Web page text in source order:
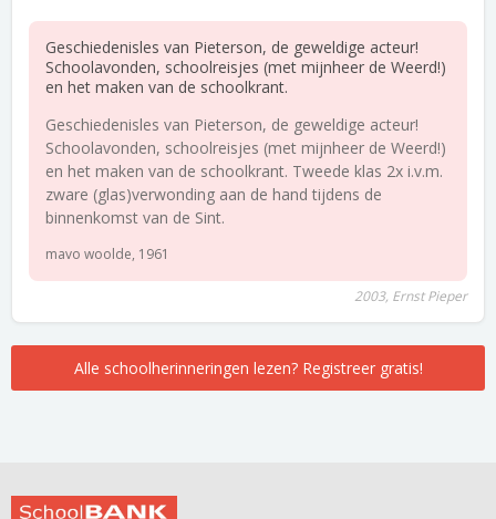
Geschiedenisles van Pieterson, de geweldige acteur!
Schoolavonden, schoolreisjes (met mijnheer de Weerd!)
en het maken van de schoolkrant.
Geschiedenisles van Pieterson, de geweldige acteur!
Schoolavonden, schoolreisjes (met mijnheer de Weerd!)
en het maken van de schoolkrant. Tweede klas 2x i.v.m.
zware (glas)verwonding aan de hand tijdens de
binnenkomst van de Sint.
mavo woolde, 1961
2003, Ernst Pieper
Alle schoolherinneringen lezen? Registreer gratis!